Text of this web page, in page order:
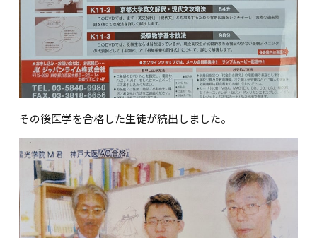
その後医学を合格した生徒が続出しました。